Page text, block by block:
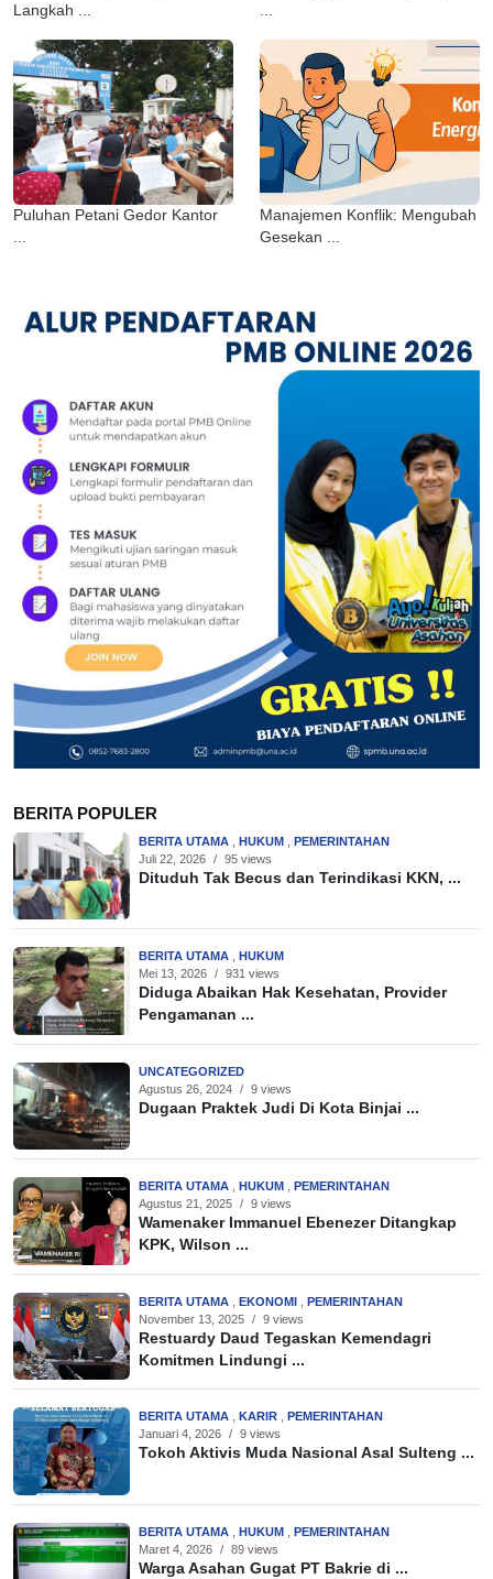
Langkah ...
Puluhan Petani Gedor Kantor
Manajemen Konflik: Mengubah
Gesekan ...
BERITA POPULER
BERITA UTAMA HUKUM
PEMERINTAHAN
Juli 22, 2026 / 95 views
Dituduh Tak Becus dan Terindikasi KKN, ...
BERITA UTAMA
HUKUM
Mei 13, 2026 / 931 views
Diduga Abaikan Hak Kesehatan, Provider
Pengamanan ...
UNCATEGORIZED
Agustus 26, 2024 / 9 views
Dugaan Praktek Judi Di Kota Binjai ...
BERITA UTAMA HUKUM
PEMERINTAHAN
Agustus 21, 2025 / 9 views
Wamenaker Immanuel Ebenezer Ditangkap
KPK, Wilson ...
BERITA UTAMA EKONOMI
PEMERINTAHAN
November 13, 2025 / 9 views
Restuardy Daud Tegaskan Kemendagri
Komitmen Lindungi ...
BERITA UTAMA KARIR
PEMERINTAHAN
Januari 4, 2026 / 9 views
Tokoh Aktivis Muda Nasional Asal Sulteng ...
BERITA UTAMA HUKUM
PEMERINTAHAN
Maret 4, 2026 / 89 views
Warga Asahan Gugat PT Bakrie di ...